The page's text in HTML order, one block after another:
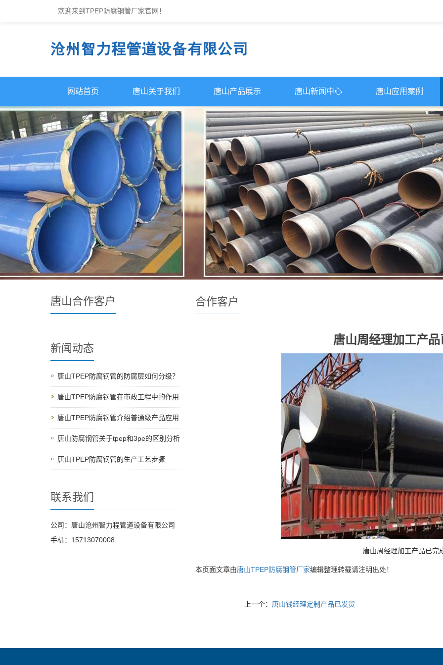
欢迎来到TPEP防腐钢管厂家官网！
网站首页 唐山关于我们 唐山产品展示 唐山新闻中心 唐山应用案例
合作客户
唐山周经理加工产
唐山周经理加工产品已完
本页面文章由唐山TPEP防腐钢管厂家编辑整理转载请注明出处！
上一个： 唐山钱经理定制产品已发货
唐山合作客户
新闻动态
唐山TPEP防腐钢管的防腐层如何分级？
唐山TPEP防腐钢管在市政工程中的作用
唐山TPEP防腐钢管介绍普通级产品应用
唐山防腐钢管关于tpep和3pe的区别分析
唐山TPEP防腐钢管的生产工艺步骤
联系我们
公司：唐山沧州智力程管道设备有限公司
手机：15713070008